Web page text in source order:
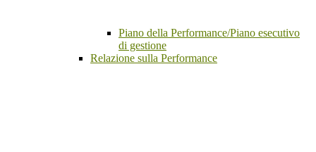
Piano della Performance/Piano esecutivo
di gestione
Relazione sulla Performance